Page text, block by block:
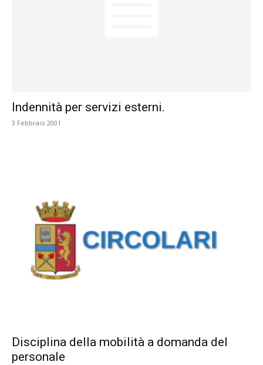
Indennità per servizi esterni.
3 Febbraio 2001
Disciplina della mobilità a domanda del
personale